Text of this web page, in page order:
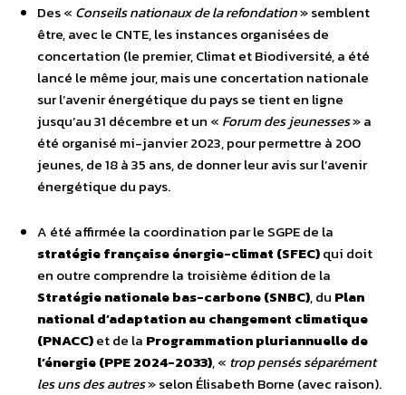
Des « Conseils nationaux de la refondation» semblent
être, avec le CNTE, les instances organisées de
concertation (le premier, Climat et Biodiversité, a été
lancé le même jour, mais une concertation nationale
sur l’avenir énergétique du pays se tient en ligne
jusqu’au 31 décembre et un « Forum des jeunesses» a
été organisé mi-janvier 2023, pour permettre à 200
jeunes, de 18 à 35 ans, de donner leur avis sur l’avenir
énergétique du pays.
A été affirmée la coordination par le SGPE de la
stratégie française énergie-climat (SFEC)qui doit
en outre comprendre la troisième édition de la
Stratégie nationale bas-carbone (SNBC), du Plan
national d’adaptation au changement climatique
(PNACC)et de la Programmation pluriannuelle de
l’énergie (PPE 2024-2033), « trop pensés séparément
les uns des autres» selon Élisabeth Borne (avec raison).